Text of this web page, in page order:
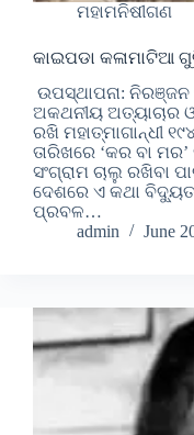
ମହାମନିଷୀଗଣ
କାଇପଡା କଳାମାଟିଆ
ଉପସ୍ଥାପନା: ନିରଞ୍ଜନ
ଅକଥନୀୟ ଅତ୍ୟାଚାର
ରଖି ମହାତ୍ମାଗାନ୍ଧୀ
ତାରିଖରେ ‘କର ବା ମର’
ସଂଗ୍ରାମ ଚାଲୁ ରଖିବା
ଦେଶରେ ଏ କଥା
ପ୍ରବଳ…
admin
June